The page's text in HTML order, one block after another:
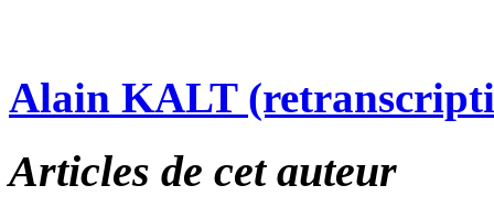
Alain KALT
Articles de cet auteur